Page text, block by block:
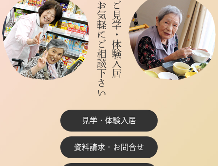
お気軽にご相談下さいご見学・体験入居
見学・体験入居
資料請求・お問合せ